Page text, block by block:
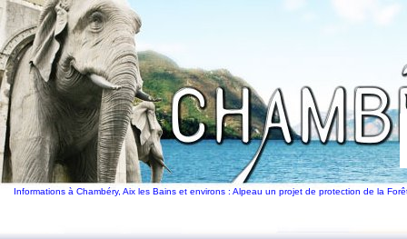
Informations à Chambéry, Aix les Bains et environs : Alpeau un projet de protection de la